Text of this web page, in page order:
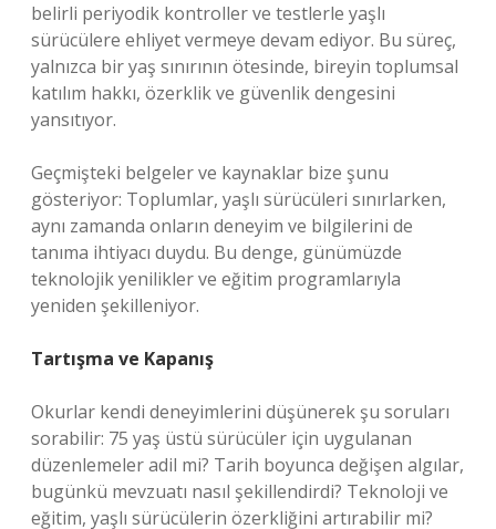
belirli periyodik kontroller ve testlerle yaşlı
sürücülere ehliyet vermeye devam ediyor. Bu süreç,
yalnızca bir yaş sınırının ötesinde, bireyin toplumsal
katılım hakkı, özerklik ve güvenlik dengesini
yansıtıyor.
Geçmişteki belgeler ve kaynaklar bize şunu
gösteriyor: Toplumlar, yaşlı sürücüleri sınırlarken,
aynı zamanda onların deneyim ve bilgilerini de
tanıma ihtiyacı duydu. Bu denge, günümüzde
teknolojik yenilikler ve eğitim programlarıyla
yeniden şekilleniyor.
Tartışma ve Kapanış
Okurlar kendi deneyimlerini düşünerek şu soruları
sorabilir: 75 yaş üstü sürücüler için uygulanan
düzenlemeler adil mi? Tarih boyunca değişen algılar,
bugünkü mevzuatı nasıl şekillendirdi? Teknoloji ve
eğitim, yaşlı sürücülerin özerkliğini artırabilir mi?